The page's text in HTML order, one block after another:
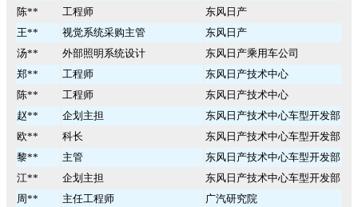
陈**
工程师
东风日产
王**
视觉系统采购主管
东风日产
汤**
外部照明系统设计
东风日产乘用车公司
郑**
工程师
东风日产技术中心
陈**
工程师
东风日产技术中心
赵**
企划主担
东风日产技术中心车型开发部
欧**
科长
东风日产技术中心车型开发部
黎**
主管
东风日产技术中心车型开发部
江**
企划主担
东风日产技术中心车型开发部
周**
主任工程师
广汽研究院